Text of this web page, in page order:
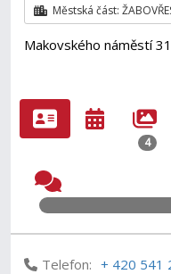
Městská část:
Makovského náměstí
4
Telefon: + 420 541